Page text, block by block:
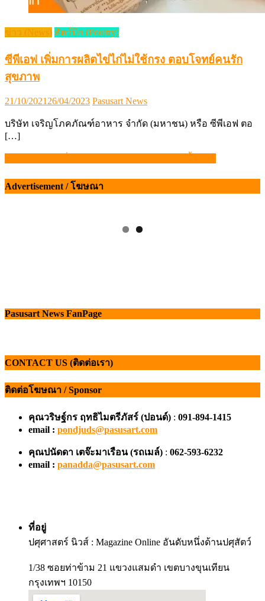
ข่าว (News) สัตว์ปีก (Poultry)
ซีพีเอฟ เพิ่มการผลิตไข่ไก่ไม่ใช้กรง ตอบโจทย์คนรัก
สุขภาพ
Posted
21/10/202126/04/2023 Author
Pasusart News
บริษัท เจริญโภคภัณฑ์อาหาร จำกัด (มหาชน) หรือ ซีพีเอฟ ตอ
[…]
แนะแนว
เรื่อง
Advertisement / โฆษณา
Pasusart News FanPage
CONTACT US (ติดต่อเรา)
ติดต่อโฆษณา / Sponsor
คุณวริษฐ์กร ฤทธิไมตรีภัสร์ (ปอนด์) : 091-894-1415
email : pondjuds@pasusart.com
คุณปนัดดา เตจ๊ะมาเรือน (รถเมล์) : 062-593-6232
email : panadda@pasusart.com
ที่อยู่
ปศุศาสตร์ นิวส์ : Magazine Online อันดับหนึ่งด้านปศุสัตว์
1/38 ซอยท่าข้าม 21 แขวงแสมดำ เขตบางขุนเทียน
กรุงเทพฯ 10150